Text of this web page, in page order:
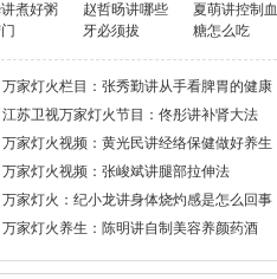
煮好粥
赵哲旸讲哪些
牙必须拔
夏萌讲控制血
糖怎么吃
万家灯火栏目：张秀勤讲从手看脾胃的健康
江苏卫视万家灯火节目：佟彤讲补肾大法
万家灯火视频：黄光民讲经络保健做好养生
万家灯火视频：张峻斌讲腿部拉伸法
万家灯火：纪小龙讲身体烧灼感是怎么回事
万家灯火养生：陈明讲自制美容养颜药酒